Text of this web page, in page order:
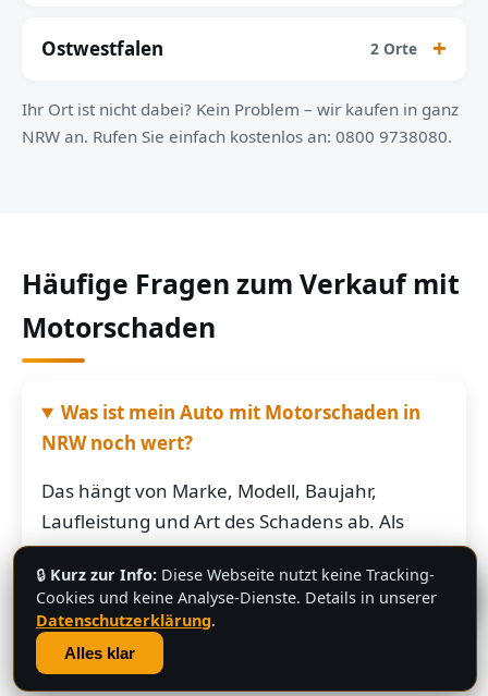
Ostwestfalen 2 Orte
Ihr Ort ist nicht dabei? Kein Problem – wir kaufen in ganz
NRW an. Rufen Sie einfach kostenlos an: 0800 9738080.
Häufige Fragen zum Verkauf mit
Motorschaden
Was ist mein Auto mit Motorschaden in
NRW noch wert?
Das hängt von Marke, Modell, Baujahr,
Laufleistung und Art des Schadens ab. Als
grobe Richtung: Fahrzeuge mit Motorschaden
bringen je nach Restwert der Karosserie und
der Teile oft noch mehrere hundert bis
mehrere tausend Euro. Schicken Sie uns die
Fahrzeugdaten – Sie bekommen von uns eine
💬
🔒 Kurz zur Info: Diese Webseite nutzt keine Tracking-
Cookies und keine Analyse-Dienste. Details in unserer
Datenschutzerklärung.
Alles klar